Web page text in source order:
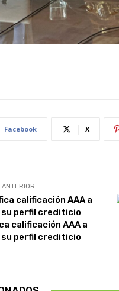
Facebook X
calificación AAA a
perfil crediticio